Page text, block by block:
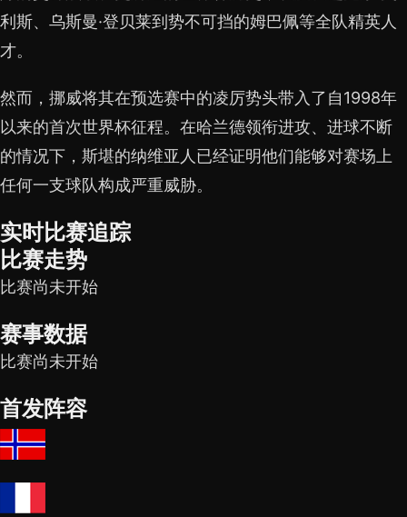
利斯、乌斯曼·登贝莱到势不可挡的姆巴佩等全队精英人
才。
然而，挪威将其在预选赛中的凌厉势头带入了自1998年
以来的首次世界杯征程。在哈兰德领衔进攻、进球不断
的情况下，斯堪的纳维亚人已经证明他们能够对赛场上
任何一支球队构成严重威胁。
实时比赛追踪
比赛走势
比赛尚未开始
赛事数据
比赛尚未开始
首发阵容